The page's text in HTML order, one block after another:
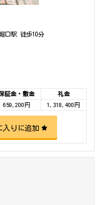
口駅 徒歩10分
証金・敷金
礼金
659,200円 1,318,400円
入りに追加